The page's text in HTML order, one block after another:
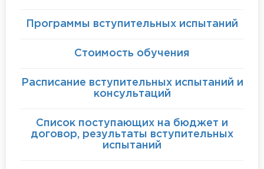
Программы вступительных испытаний
Стоимость обучения
Расписание вступительных испытаний и
консультаций
Список поступающих на бюджет и
договор, результаты вступительных
испытаний